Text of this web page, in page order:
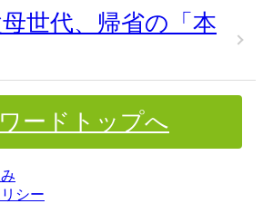
世代、帰省の「本
ードトップへ
シー